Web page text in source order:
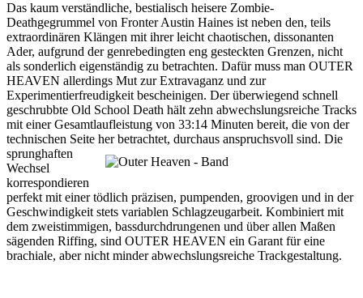
Das kaum verständliche, bestialisch heisere Zombie-
Deathgegrummel von Fronter Austin Haines ist neben den, teils
extraordinären Klängen mit ihrer leicht chaotischen, dissonanten
Ader, aufgrund der genrebedingten eng gesteckten Grenzen, nicht
als sonderlich eigenständig zu betrachten. Dafür muss man OUTER
HEAVEN allerdings Mut zur Extravaganz und zur
Experimentierfreudigkeit bescheinigen. Der überwiegend schnell
geschrubbte Old School Death hält zehn abwechslungsreiche Tracks
mit einer Gesamtlaufleistung von 33:14 Minuten bereit, die von der
technischen Seite her betrachtet, durchaus anspruchsvoll sind. Die
sprunghaften
Wechsel
korrespondieren
perfekt mit einer tödlich präzisen, pumpenden, groovigen und in der
Geschwindigkeit stets variablen Schlagzeugarbeit. Kombiniert mit
dem zweistimmigen, bassdurchdrungenen und über allen Maßen
sägenden Riffing, sind OUTER HEAVEN ein Garant für eine
brachiale, aber nicht minder abwechslungsreiche Trackgestaltung.